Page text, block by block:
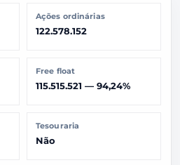
Ações ordinárias
122.578.152
Free float
115.515.521 — 94,24%
Tesouraria
Não